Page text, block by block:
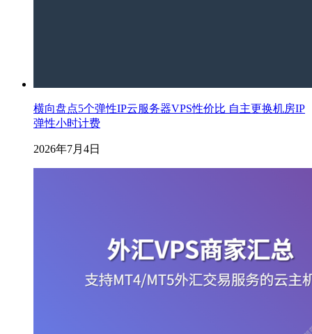
横向盘点5个弹性IP云服务器VPS性价比 自主更换机房IP
弹性小时计费
2026年7月4日